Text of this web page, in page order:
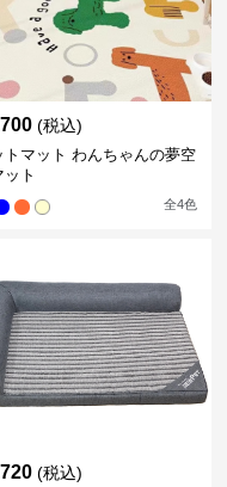
(税込)
トマット わんちゃんの夢空
ット
全4色
(税込)